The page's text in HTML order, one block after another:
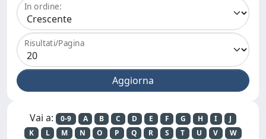
In ordine:
Risultati/Pagina
Vai a: 0-9 A B C D E F G H I
J
K
L M N O P Q R S T U V
W